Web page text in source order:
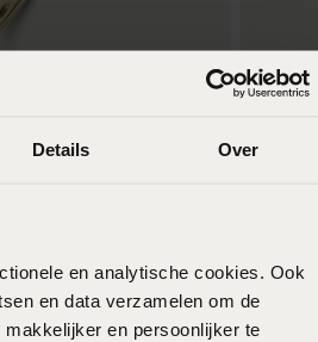
Details Over
en analytische cookies. Ook
en data verzamelen om de
en persoonlijker te
0,10ct
-24%